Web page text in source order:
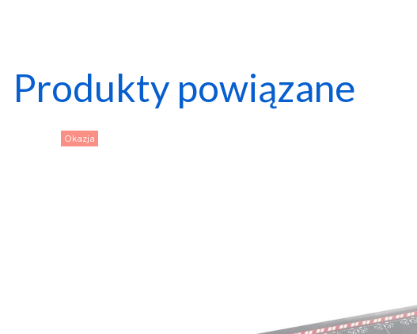
Produkty powiązane
Okazja